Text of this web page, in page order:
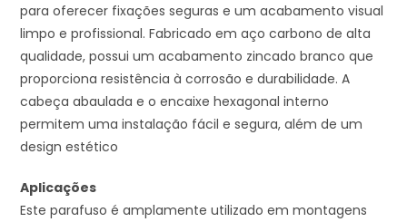
para oferecer fixações seguras e um acabamento visual
limpo e profissional. Fabricado em aço carbono de alta
qualidade, possui um acabamento zincado branco que
proporciona resistência à corrosão e durabilidade. A
cabeça abaulada e o encaixe hexagonal interno
permitem uma instalação fácil e segura, além de um
design estético
Aplicações
Este parafuso é amplamente utilizado em montagens